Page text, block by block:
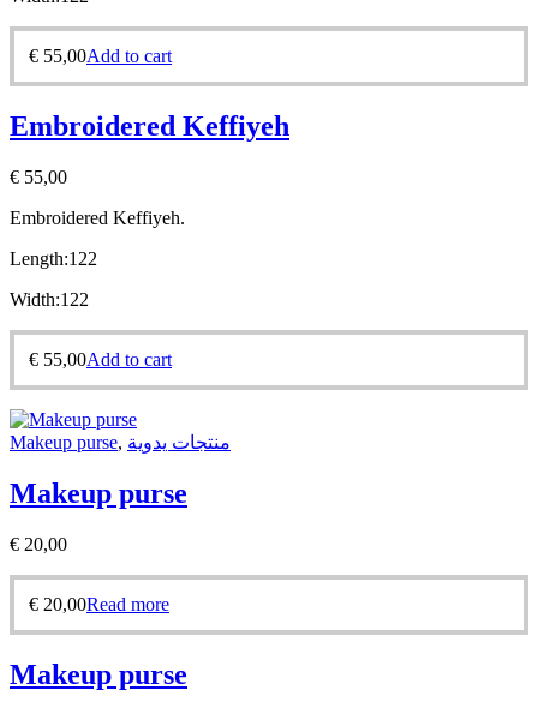
€ 55,00Add to cart
Embroidered Keffiyeh
€ 55,00
Embroidered Keffiyeh.
Length:122
Width:122
€ 55,00Add to cart
Makeup purse, منتجات يدوية
Makeup purse
€ 20,00
€ 20,00Read more
Makeup purse